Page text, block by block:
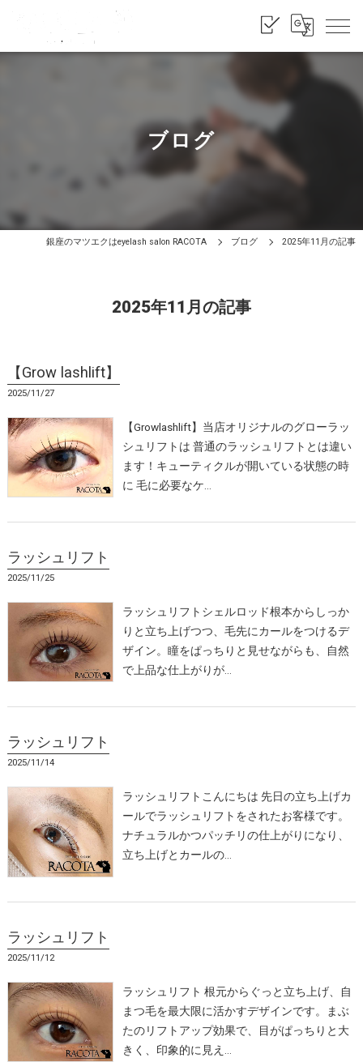
ブログ
銀座のマツエクはeyelash salon RACOTA ブログ 2025年11月の記事
2025年11月の記事
【Grow lashlift】
2025/11/27
【Growlashlift】当店オリジナルのグローラッ
シュリフトは 普通のラッシュリフトとは違い
ます！キューティクルが開いている状態の時
に 毛に必要なケ…
ラッシュリフト
2025/11/25
ラッシュリフトシェルロッド根本からしっか
りと立ち上げつつ、毛先にカールをつけるデ
ザイン。瞳をぱっちりと見せながらも、自然
で上品な仕上がりが…
ラッシュリフト
2025/11/14
ラッシュリフトこんにちは 先日の立ち上げカ
ールでラッシュリフトをされたお客様です。
ナチュラルかつパッチリの仕上がりになり、
立ち上げとカールの…
ラッシュリフト
2025/11/12
ラッシュリフト 根元からぐっと立ち上げ、自
まつ毛を最大限に活かすデザインです。まぶ
たのリフトアップ効果で、目がぱっちりと大
きく、印象的に見え…